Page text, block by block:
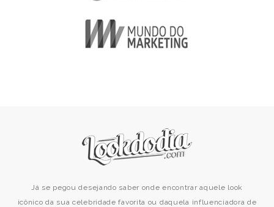
Já se pegou desejando saber onde encontrar aquele look
icônico da sua celebridade favorita ou daquela influenciadora de